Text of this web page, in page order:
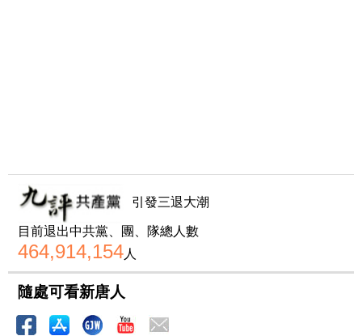
引發三退大潮
目前退出中共黨、團、隊總人數
464,914,154人
隨處可看新唐人